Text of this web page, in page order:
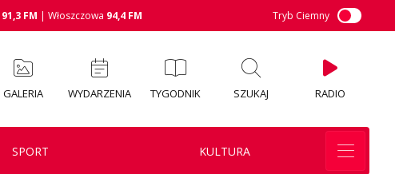
91,3 FM | Włoszczowa 94,4 FM Tryb Ciemny
GALERIA WYDARZENIA TYGODNIK SZUKAJ RADIO
SPORT KULTURA